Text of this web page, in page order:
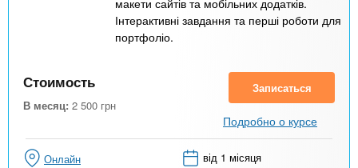
макети сайтів та мобільних додатків.
Інтерактивні завдання та перші роботи для
портфоліо.
Стоимость
В месяц: 2 500 грн
Записаться
Подробно о курсе
Онлайн від 1 місяця